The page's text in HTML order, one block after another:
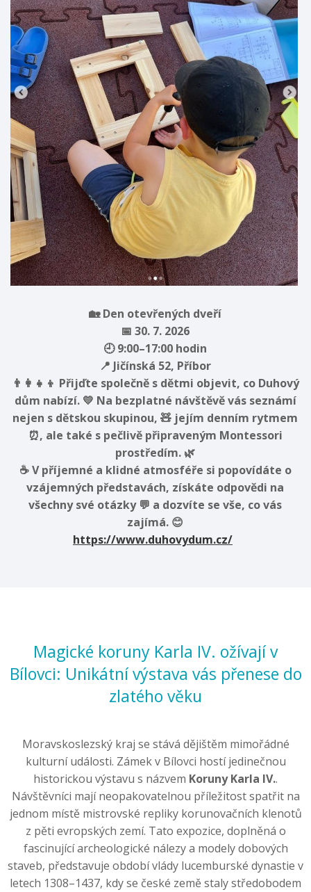
🏡 Den otevřených dveří
📅 30. 7. 2026
🕘 9:00–17:00 hodin
📍 Jičínská 52, Příbor
👨‍👩‍👧‍👦 Přijďte společně s dětmi objevit, co Duhový
dům nabízí. 💛 Na bezplatné návštěvě vás seznámí
nejen s dětskou skupinou, 🧸 jejím denním rytmem
⏰, ale také s pečlivě připraveným Montessori
prostředím. 🌿
☕ V příjemné a klidné atmosféře si popovídáte o
vzájemných představách, získáte odpovědi na
všechny své otázky 💬 a dozvíte se vše, co vás
zajímá. 😊
https://www.duhovydum.cz/
Magické koruny Karla IV. ožívají v
Bílovci: Unikátní výstava vás přenese do
zlatého věku
Moravskoslezský kraj se stává dějištěm mimořádné
kulturní události. Zámek v Bílovci hostí jedinečnou
historickou výstavu s názvem Koruny Karla IV..
Návštěvníci mají neopakovatelnou příležitost spatřit na
jednom místě mistrovské repliky korunovačních klenotů
z pěti evropských zemí. Tato expozice, doplněná o
fascinující archeologické nálezy a modely dobových
staveb, představuje období vlády lucemburské dynastie v
letech 1308–1437, kdy se české země staly středobodem